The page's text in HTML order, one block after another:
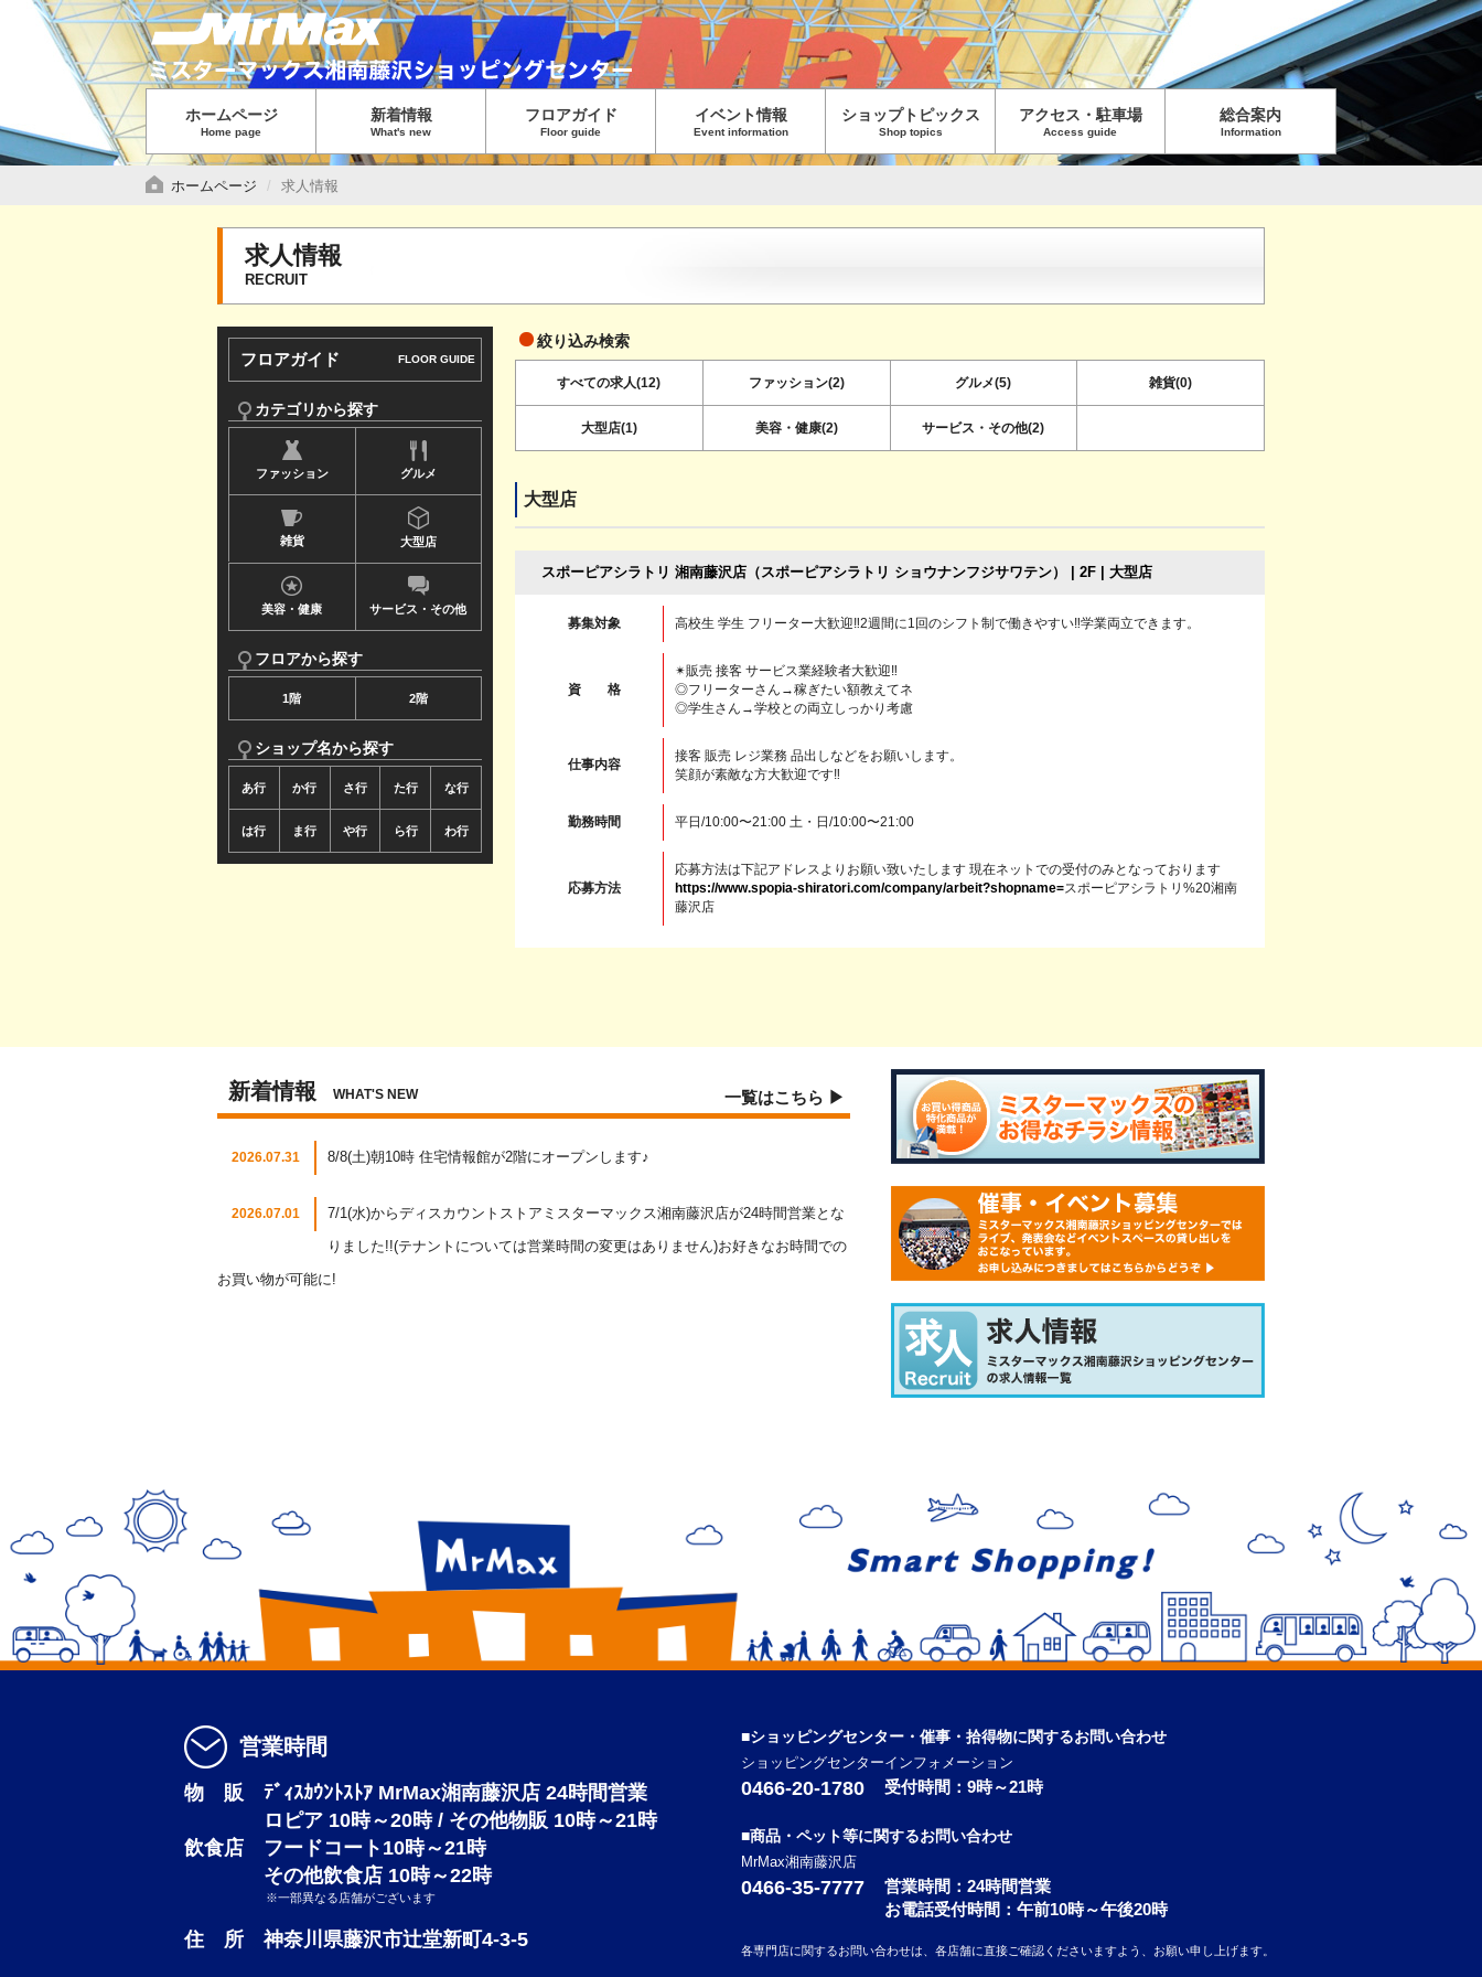
グ
ロ
ー
バ
ル
メ
ニ
ホームページ
Home page
新着情報
What's new
フロアガイド
Floor guide
イベント情報
Event information
ショップトピックス
Shop topics
アクセス・駐車場
Access guide
総合案内
Information
ホームページ 求人情報
求人情報
RECRUIT
サ
イ
ド
ニ
ー
す
FLOOR GUIDE
フロアガイド
カテゴリから探す
ファッション グルメ
雑貨 大型店
美容・健康 サービス・その他
フロアから探す
1階 2階
ショップ名から探す
あ行 か行 さ行 た行 な行
は行 ま行 や行 ら行 わ行
絞り込み検索
すべての求人(12) ファッション(2) グルメ(5) 雑貨(0)
大型店(1) 美容・健康(2) サービス・その他(2)
大型店
スポーピアシラトリ 湘南藤沢店（スポーピアシラトリ ショウナンフジサワテン） | 2F | 大型店
募集対象 高校生 学生 フリーター大歓迎‼︎2週間に1回のシフト制で働きやすい‼︎学業両立できます。
資 格
✴︎販売 接客 サービス業経験者大歓迎‼︎
◎フリーターさん→稼ぎたい額教えてネ
◎学生さん→学校との両立しっかり考慮
仕事内容
接客 販売 レジ業務 品出しなどをお願いします。
笑顔が素敵な方大歓迎です‼︎
勤務時間 平日/10:00〜21:00 土・日/10:00〜21:00
応募方法
応募方法は下記アドレスよりお願い致いたします 現在ネットでの受付のみとなっております
https://www.spopia-shiratori.com/company/arbeit?shopname=スポーピアシラトリ%20湘南
藤沢店
一覧はこちら ▶
新着情報 WHAT'S NEW
2026.07.31 8/8(土)朝10時 住宅情報館が2階にオープンします♪
2026.07.01
7/1(水)からディスカウントストアミスターマックス湘南藤沢店が24時間営業とな
りました!!(テナントについては営業時間の変更はありません)お好きなお時間での
お買い物が可能に!
営業時間
物 販 ﾃﾞｨｽｶｳﾝﾄｽﾄｱ MrMax湘南藤沢店 24時間営業
ロピア 10時～20時 / その他物販 10時～21時
飲食店 フードコート10時～21時
その他飲食店 10時～22時
※一部異なる店舗がございます
住 所 神奈川県藤沢市辻堂新町4-3-5
■ショッピングセンター・催事・拾得物に関するお問い合わせ
ショッピングセンターインフォメーション
0466-20-1780 受付時間：9時～21時
■商品・ペット等に関するお問い合わせ
MrMax湘南藤沢店
0466-35-7777 営業時間：24時間営業
お電話受付時間：午前10時～午後20時
各専門店に関するお問い合わせは、各店舗に直接ご確認くださいますよう、お願い申し上げます。